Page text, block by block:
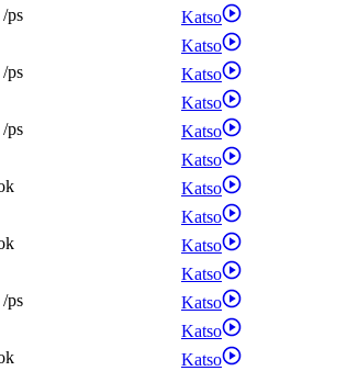
/ps
Katso
Katso
/ps
Katso
Katso
/ps
Katso
Katso
Katso
Katso
Katso
Katso
/ps
Katso
Katso
Katso